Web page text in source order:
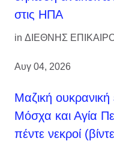
στις ΗΠΑ
in ΔΙΕΘΝΗΣ
Αυγ 04, 2026
Μαζική
Μόσχα και Αγία
πέντε νεκροί